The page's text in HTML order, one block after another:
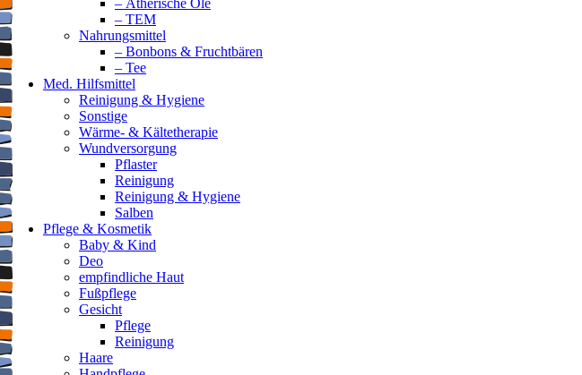
– Ätherische Öle
– TEM
Nahrungsmittel
– Bonbons & Fruchtbären
– Tee
Med. Hilfsmittel
Reinigung & Hygiene
Sonstige
Wärme- & Kältetherapie
Wundversorgung
Pflaster
Reinigung
Reinigung & Hygiene
Salben
Pflege & Kosmetik
Baby & Kind
Deo
empfindliche Haut
Fußpflege
Gesicht
Pflege
Reinigung
Haare